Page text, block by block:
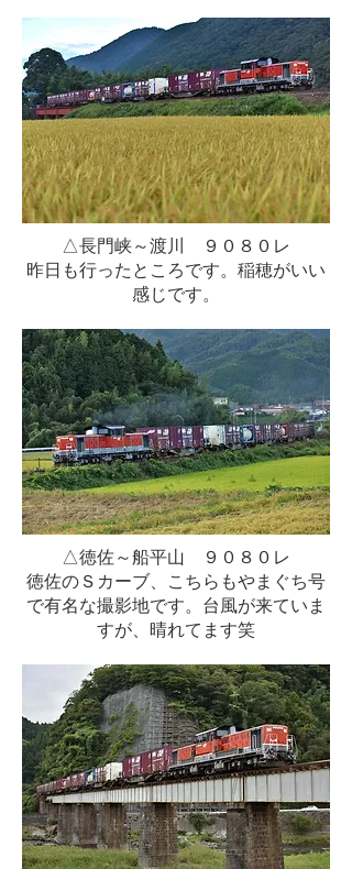
△長門峡～渡川 ９０８０レ
昨日も行ったところです。稲穂がいい
感じです。
△徳佐～船平山 ９０８０レ
徳佐のＳカーブ、こちらもやまぐち号
で有名な撮影地です。台風が来ていま
すが、晴れてます笑